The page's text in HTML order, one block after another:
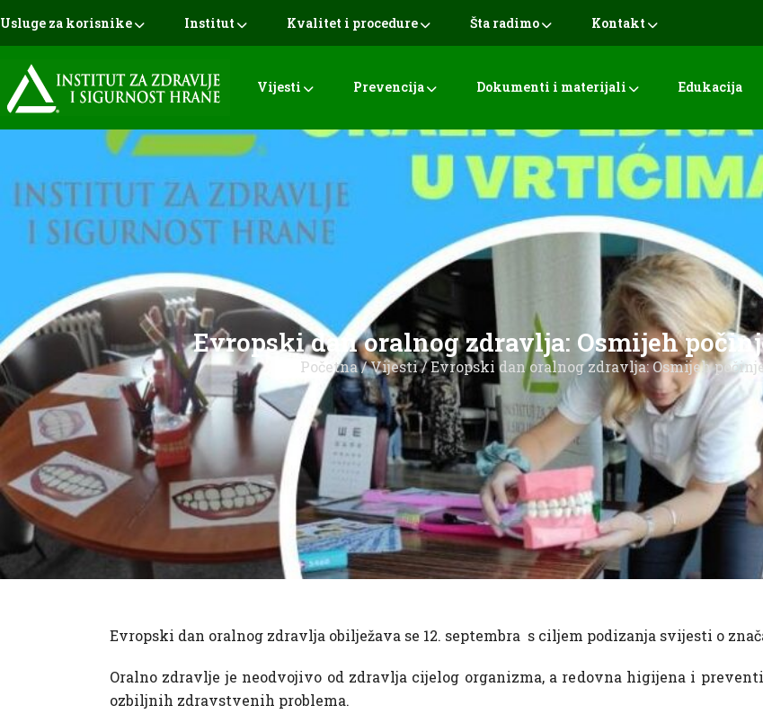
Usluge za korisnike Institut Kvalitet i procedure Šta radimo Kontakt
Vijesti Prevencija Dokumenti i materijali Edukacija
Evropski dan oralnog zdravlja: Osmijeh
Početna/Vijesti/ Evropski dan oralnog zdravlja: Osmijeh
Evropski dan oralnog zdravlja obilježava se 12. septembra s ciljem podizanja svijesti o
Oralno zdravlje je neodvojivo od zdravlja cijelog organizma, a redovna higijena i
ozbiljnih zdravstvenih problema.